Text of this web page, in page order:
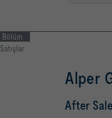
Bölüm
Satışlar
Alper
After